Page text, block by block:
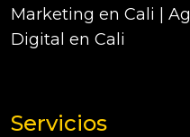
Marketing en Cali |
Digital en Cali
Servicios